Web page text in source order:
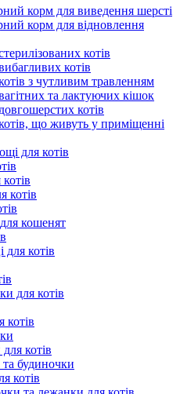
корм для виведення шерсті
корм для відновлення
котів
котів
з чутливим травленням
та лактуючих кішок
котів
що живуть у приміщенні
для котів
котів
кошенят
котів
для котів
котів
будиночки
котів